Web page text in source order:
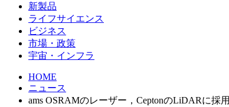
新製品
ライフサイエンス
ビジネス
市場・政策
宇宙・インフラ
HOME
ニュース
ams OSRAMのレーザー，CeptonのLiDARに採用